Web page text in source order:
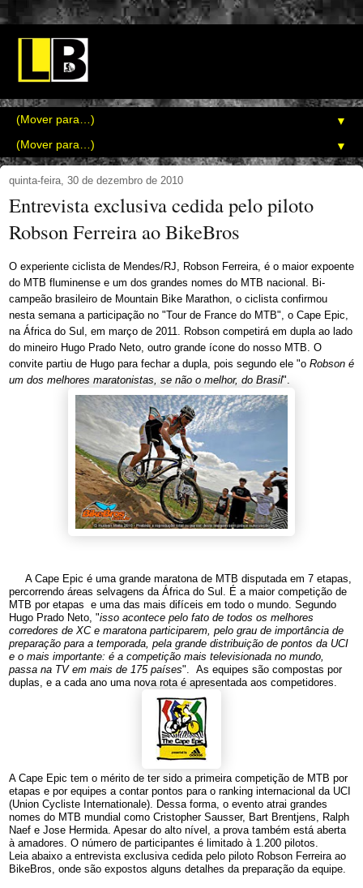
▼
▼
quinta-feira, 30 de dezembro de 2010
Entrevista exclusiva cedida pelo piloto
Robson Ferreira ao BikeBros
O experiente ciclista de Mendes/RJ, Robson Ferreira, é o maior expoente
do MTB fluminense e um dos grandes nomes do MTB nacional. Bi-
campeão brasileiro de Mountain Bike Marathon, o ciclista confirmou
nesta semana a participação no "Tour de France do MTB", o Cape Epic,
na África do Sul, em março de 2011. Robson competirá em dupla ao lado
do mineiro Hugo Prado Neto, outro grande ícone do nosso MTB. O
convite partiu de Hugo para fechar a dupla, pois segundo ele "o Robson é
um dos melhores maratonistas, se não o melhor, do Brasil".
A Cape Epic é uma grande maratona de MTB disputada em 7 etapas,
percorrendo áreas selvagens da África do Sul. É a maior competição de
MTB por etapas e uma das mais difíceis em todo o mundo. Segundo
Hugo Prado Neto, "isso acontece pelo fato de todos os melhores
corredores de XC e maratona participarem, pelo grau de importância de
preparação para a temporada, pela grande distribuição de pontos da UCI
e o mais importante: é a competição mais televisionada no mundo,
passa na TV em mais de 175 países". As equipes são compostas por
duplas, e a cada ano uma nova rota é apresentada aos competidores.
A Cape Epic tem o mérito de ter sido a primeira competição de MTB por
etapas e por equipes a contar pontos para o ranking internacional da UCI
(Union Cycliste Internationale). Dessa forma, o evento atrai grandes
nomes do MTB mundial como Cristopher Sausser, Bart Brentjens, Ralph
Naef e Jose Hermida. Apesar do alto nível, a prova também está aberta
à amadores. O número de participantes é limitado à 1.200 pilotos.
Leia abaixo a entrevista exclusiva cedida pelo piloto Robson Ferreira ao
BikeBros, onde são expostos alguns detalhes da preparação da equipe.